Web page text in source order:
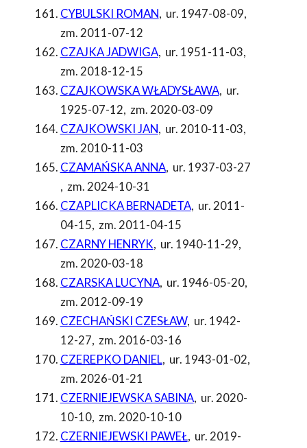
CYBULSKI ROMAN, ur. 1947-08-09,
zm. 2011-07-12
CZAJKA JADWIGA, ur. 1951-11-03,
zm. 2018-12-15
CZAJKOWSKA WŁADYSŁAWA, ur.
1925-07-12, zm. 2020-03-09
CZAJKOWSKI JAN, ur. 2010-11-03,
zm. 2010-11-03
CZAMAŃSKA ANNA, ur. 1937-03-27
, zm. 2024-10-31
CZAPLICKA BERNADETA, ur. 2011-
04-15, zm. 2011-04-15
CZARNY HENRYK, ur. 1940-11-29,
zm. 2020-03-18
CZARSKA LUCYNA, ur. 1946-05-20,
zm. 2012-09-19
CZECHAŃSKI CZESŁAW, ur. 1942-
12-27, zm. 2016-03-16
CZEREPKO DANIEL, ur. 1943-01-02,
zm. 2026-01-21
CZERNIEJEWSKA SABINA, ur. 2020-
10-10, zm. 2020-10-10
CZERNIEJEWSKI PAWEŁ, ur. 2019-